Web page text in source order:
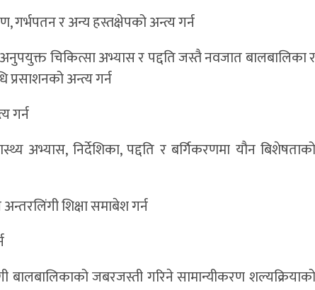
गर्भपतन र अन्य हस्तक्षेपको अन्त्य गर्न
चिकित्सा अभ्यास र पद्दति जस्तै नवजात बालबालिका र
अन्त्य गर्न
गर्न
अभ्यास, निर्देशिका, पद्दति र बर्गिकरणमा यौन बिशेषताको
शिक्षा समाबेश गर्न
जबरजस्ती गरिने सामान्यीकरण शल्यक्रियाको